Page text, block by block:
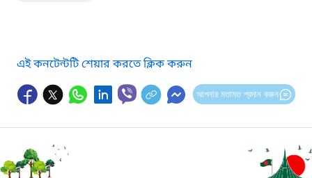
এই কনটেন্টটি শেয়ার করতে ক্লিক করুন
আপনার মতামত প্রদান করুন